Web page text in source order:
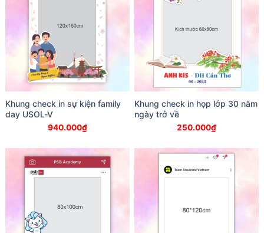
Khung check in sự kiện family
day USOL-V
940.000₫
Khung check in họp lớp 30 năm
ngày trở về
250.000₫